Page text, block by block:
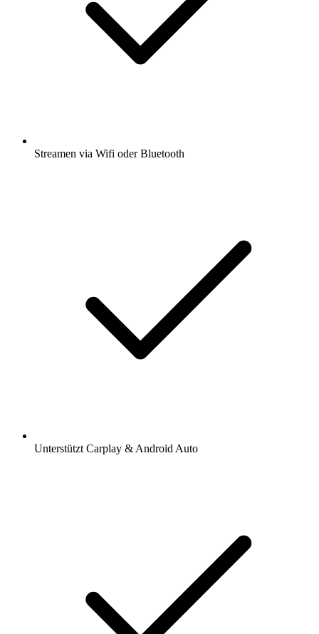
Streamen via Wifi oder Bluetooth
Unterstützt Carplay & Android Auto